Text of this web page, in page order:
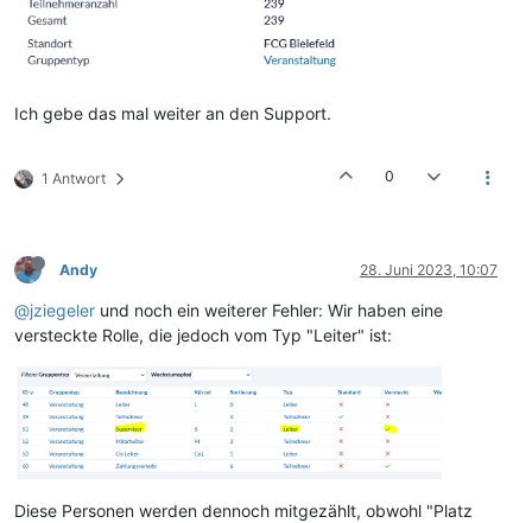
Ich gebe das mal weiter an den Support.
1 Antwort 0
Andy 28. Juni 2023, 10:07
@jziegeler und noch ein weiterer Fehler: Wir haben eine
versteckte Rolle, die jedoch vom Typ "Leiter" ist:
Diese Personen werden dennoch mitgezählt, obwohl "Platz